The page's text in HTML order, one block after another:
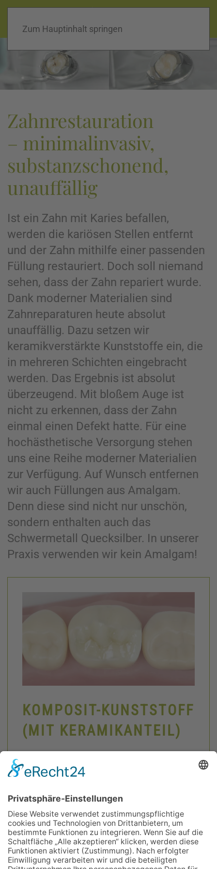
Zum Hauptinhalt springen
Home| Kontakt
Zahnrestauration
– minimalinvasiv,
substanzschonend,
unauffällig
Ist ein Zahn mit Karies befallen,
werden die kariösen Stellen entfernt
und der Zahn mithilfe einer passenden
Füllung restauriert. Doch soll niemand
sehen, dass der Zahn repariert wurde.
Dank moderner Materialien sind
Zahnreparaturen heute absolut
unauffällig. Dazu setzen wir
keramikverstärkte Kunststoffe ein, die
in mehreren Schichten eingebracht
werden. Das Ergebnis ist absolut
überzeugend. Mit bloßem Auge ist
nicht zu erkennen, dass der Zahn
einmal einen Defekt hatte. Für eine
hochästhetische Versorgung stehen
uns eine Reihe moderner Materialien
zur Verfügung. Auf Wunsch entfernen
wir auch Füllungen aus Amalgam.
Denn diese sind nicht nur unschön,
sondern enthalten auch das
Schwermetall Quecksilber. In unserer
Praxis verwenden wir kein Amalgam!
KOMPOSIT-KUNSTSTOFF
(MIT KERAMIK­ANTEIL)
hervorragende Ästhetik aus, ist
Seitenzahnbereich geeignet. Mit Komposit
lassen sich auch kleinere Zahnkorrekturen/-
umformungen im Front- und
Seitenzahnbereich bewerkstelligen. Da es in
aufwendiger Mehrschichttechnik verarbeitet